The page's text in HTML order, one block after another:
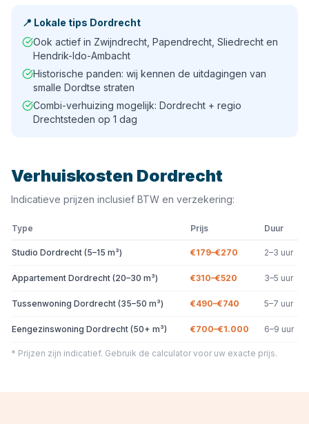
📍 Lokale tips Dordrecht
Ook actief in Zwijndrecht, Papendrecht, Sliedrecht en
Hendrik-Ido-Ambacht
Historische panden: wij kennen de uitdagingen van
smalle Dordtse straten
Combi-verhuizing mogelijk: Dordrecht + regio
Drechtsteden op 1 dag
Verhuiskosten Dordrecht
Indicatieve prijzen inclusief BTW en verzekering:
Type Prijs Duur
Studio Dordrecht (5–15 m³) €179–€270 2–3 uur
Appartement Dordrecht (20–30 m³) €310–€520 3–5 uur
Tussenwoning Dordrecht (35–50 m³) €490–€740 5–7 uur
Eengezinswoning Dordrecht (50+ m³) €700–€1.000 6–9 uur
* Prijzen zijn indicatief. Gebruik de calculator voor uw exacte prijs.